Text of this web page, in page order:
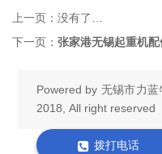
上一页： 没有了…
下一页： 张家港无锡起重机配
Powered by 无锡市力蓝
2018, All right reserved
拨打电话